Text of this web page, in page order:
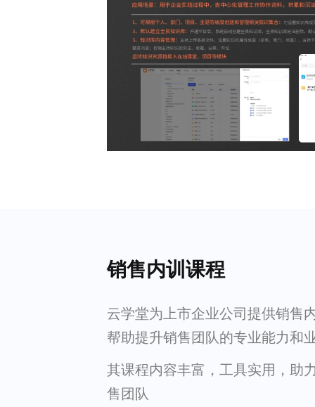
销售内训课程
云学堂为上市企业公司提供销售
帮助提升销售团队的专业能力和
其课程内容丰富，工具实用，助
售团队